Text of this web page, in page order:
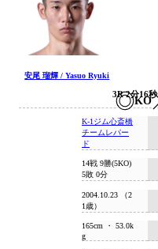
安尾 瑠輝 / Yasuo Ryuki
KO
3R 2分16秒
K-1ジム心斎橋
チームレパー
ド
14戦 9勝(5KO)
5敗 0分
2004.10.23 （2
1歳）
165cm ・ 53.0k
g